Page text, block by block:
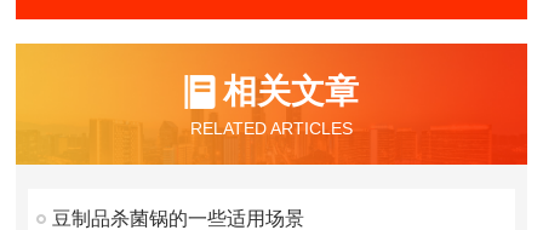
相关文章
RELATED ARTICLES
豆制品杀菌锅的一些适用场景